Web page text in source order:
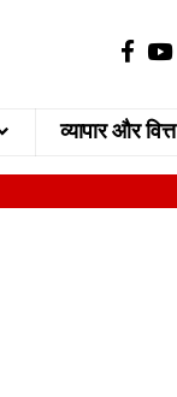
व्यापार और वित्त